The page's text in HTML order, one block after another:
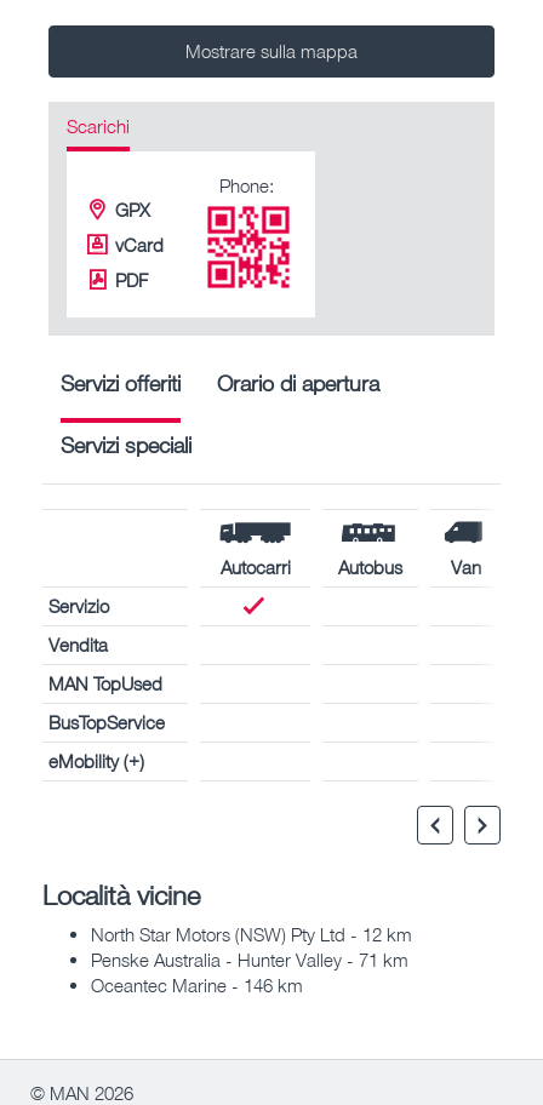
Mostrare sulla mappa
Scarichi
GPX
vCard
PDF
Phone:
Servizi offeriti Orario di apertura
Servizi speciali
Autocarri Autobus
Van
Servizio
Vendita
MAN TopUsed
BusTopService
eMobility (+)
Località vicine
North Star Motors (NSW) Pty Ltd - 12 km
Penske Australia - Hunter Valley - 71 km
Oceantec Marine - 146 km
© MAN 2026